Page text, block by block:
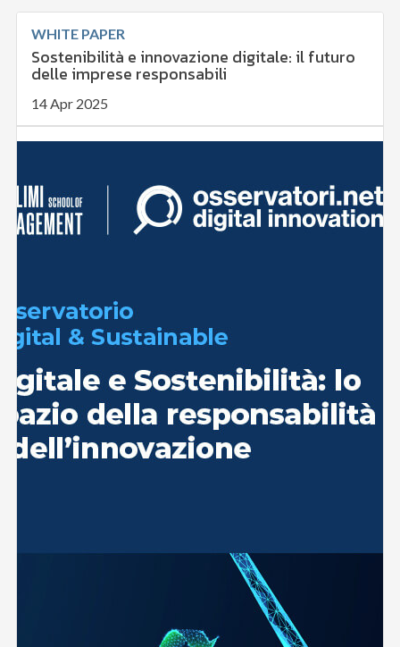
WHITE PAPER
Sostenibilità e innovazione digitale: il futuro
delle imprese responsabili
14 Apr 2025